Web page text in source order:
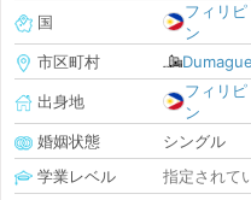
国
フィリピ
ン
市区町村
出身地
フィリピ
ン
婚姻状態
シングル
学業レベル
指定されて